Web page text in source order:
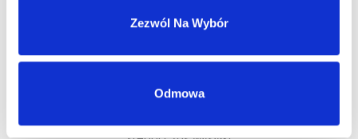
Zezwól Na Wybór
Odmowa
24h